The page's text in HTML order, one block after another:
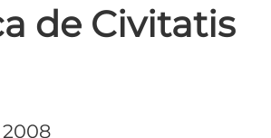
de Civitatis
2008